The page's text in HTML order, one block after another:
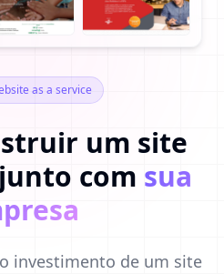
as a service
um site
com sua
investimento de um site
- Organização
BDMG - Crédito Assistido